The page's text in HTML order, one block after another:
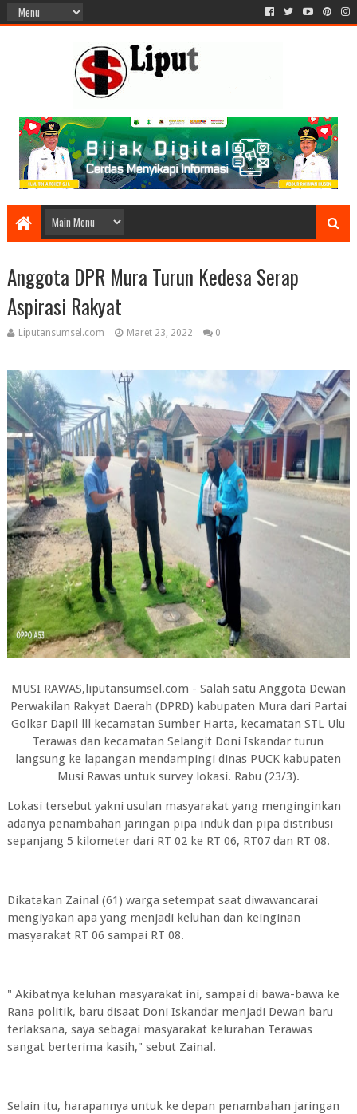
Anggota DPR Mura Turun Kedesa Serap
Aspirasi Rakyat
Liputansumsel.com Maret 23, 2022 0
MUSI RAWAS,liputansumsel.com - Salah satu Anggota Dewan
Perwakilan Rakyat Daerah (DPRD) kabupaten Mura dari Partai
Golkar Dapil lll kecamatan Sumber Harta, kecamatan STL Ulu
Terawas dan kecamatan Selangit Doni Iskandar turun
langsung ke lapangan mendampingi dinas PUCK kabupaten
Musi Rawas untuk survey lokasi. Rabu (23/3).
Lokasi tersebut yakni usulan masyarakat yang menginginkan
adanya penambahan jaringan pipa induk dan pipa distribusi
sepanjang 5 kilometer dari RT 02 ke RT 06, RT07 dan RT 08.
Dikatakan Zainal (61) warga setempat saat diwawancarai
mengiyakan apa yang menjadi keluhan dan keinginan
masyarakat RT 06 sampai RT 08.
" Akibatnya keluhan masyarakat ini, sampai di bawa-bawa ke
Rana politik, baru disaat Doni Iskandar menjadi Dewan baru
terlaksana, saya sebagai masyarakat kelurahan Terawas
sangat berterima kasih," sebut Zainal.
Selain itu, harapannya untuk ke depan penambahan jaringan